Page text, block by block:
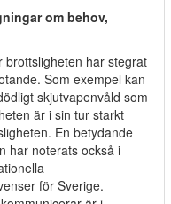
om behov,
brottsligheten har stegrat
Som exempel kan
skjutvapenvåld som
är i sin tur starkt
En betydande
har noterats också i
för Sverige.